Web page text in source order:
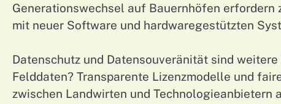
Generationswechsel auf Bauernhöfen erfordern
mit neuer Software und hardwaregestützten
Datenschutz und Datensouveränität sind
Felddaten? Transparente Lizenzmodelle und
zwischen Landwirten und Technologieanbietern